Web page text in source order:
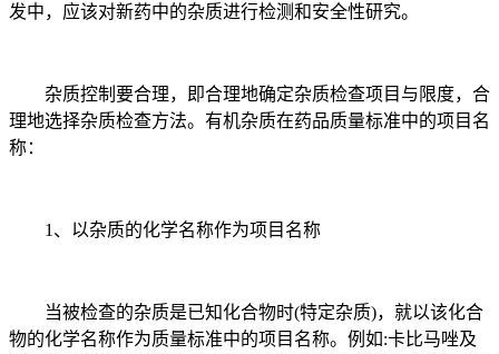
发中，应该对新药中的杂质进行检测和安全性研究。
杂质控制要合理，即合理地确定杂质检查项目与限度，合
理地选择杂质检查方法。有机杂质在药品质量标准中的项目名
称：
1、以杂质的化学名称作为项目名称
当被检查的杂质是已知化合物时(特定杂质)，就以该化合
物的化学名称作为质量标准中的项目名称。例如:卡比马唑及